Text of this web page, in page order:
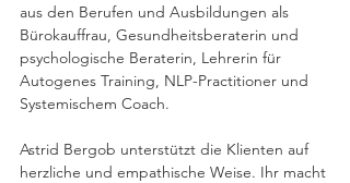
aus den Berufen und Ausbildungen als
Bürokauffrau, Gesundheitsberaterin und
psychologische Beraterin, Lehrerin für
Autogenes Training, NLP-Practitioner und
Systemischem Coach.
Astrid Bergob unterstützt die Klienten auf
herzliche und empathische Weise. Ihr macht